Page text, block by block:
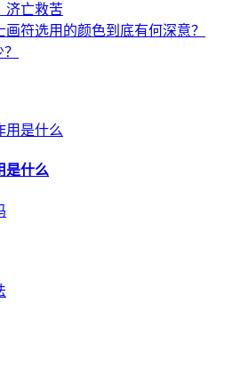
济亡救苦
符选用的颜色到底有何深意？
是什么